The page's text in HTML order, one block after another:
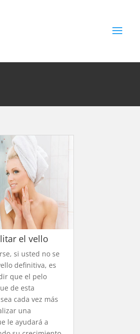
el vello
si usted no se
definitiva, es
que el pelo
de esta
cada vez más
una
le ayudará a